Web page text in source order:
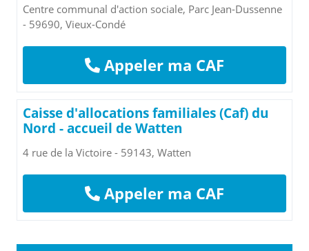
Centre communal d'action sociale, Parc Jean-Dussenne
- 59690, Vieux-Condé
Appeler ma CAF
Caisse d'allocations familiales (Caf) du
Nord - accueil de Watten
4 rue de la Victoire - 59143, Watten
Appeler ma CAF